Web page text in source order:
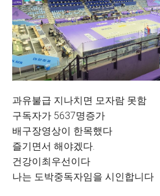
과유불급 지나치면 모자람 못함
구독자가 5637명증가
배구장영상이 한목했다
즐기면서 해야겠다.
건강이최우선이다
나는 도박중독자임을 시인합니다